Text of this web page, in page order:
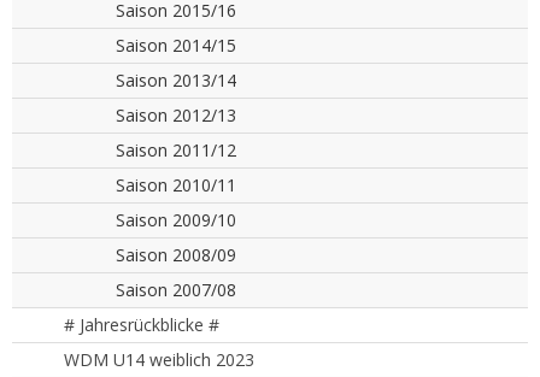
Saison 2015/16
Saison 2014/15
Saison 2013/14
Saison 2012/13
Saison 2011/12
Saison 2010/11
Saison 2009/10
Saison 2008/09
Saison 2007/08
# Jahresrückblicke #
WDM U14 weiblich 2023